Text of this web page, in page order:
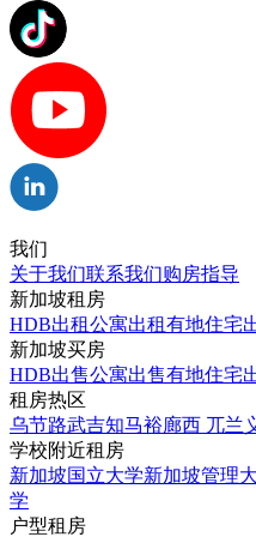
我们
关于我们联系我们购房指导
新加坡租房
HDB出租公寓出租有地住宅
新加坡买房
HDB出售公寓出售有地住宅
租房热区
乌节路武吉知马裕廊西 兀兰
学校附近租房
新加坡国立大学新加坡管理
学
户型租房